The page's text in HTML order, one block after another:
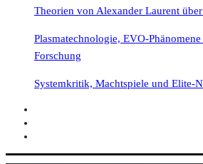
Theorien von Alexander Laurent
Plasmatechnologie, EVO-
Forschung
Systemkritik, Machtspiele und Elite-